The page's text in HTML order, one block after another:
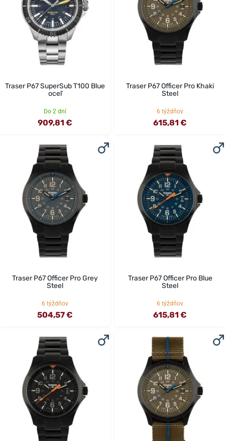
Traser P67 SuperSub T100 Blue
oceľ
Do 2 dní
909,81 €
Traser P67 Officer Pro Khaki
Steel
6 týždňov
615,81 €
Traser P67 Officer Pro Grey
Steel
6 týždňov
504,57 €
Traser P67 Officer Pro Blue
Steel
6 týždňov
615,81 €